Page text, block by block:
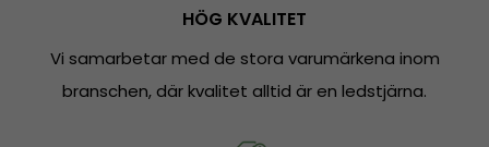
HÖG KVALITET
Vi samarbetar med de stora varumärkena inom
branschen, där kvalitet alltid är en ledstjärna.